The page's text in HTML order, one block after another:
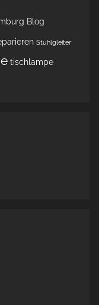
Blog
Stuhlgleiter
tischlampe